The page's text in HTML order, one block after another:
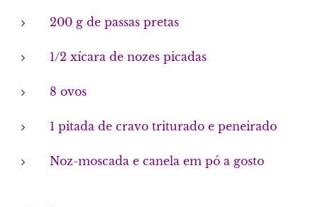
200 g de passas pretas
1/2 xícara de nozes picadas
8 ovos
1 pitada de cravo triturado e peneirado
Noz-moscada e canela em pó a gosto